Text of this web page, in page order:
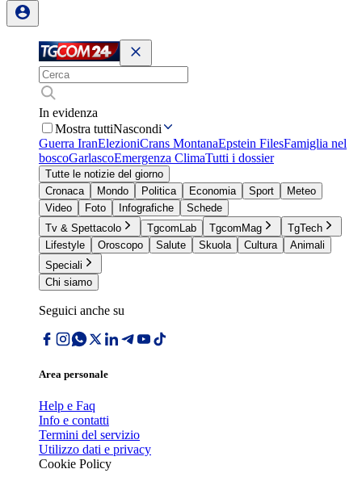
In evidenza
Mostra tuttiNascondi
Guerra IranElezioniCrans MontanaEpstein FilesFamiglia nel
boscoGarlascoEmergenza ClimaTutti i dossier
Tutte le notizie del giorno
Cronaca
Mondo Politica Economia Sport
Meteo
Video
Foto Infografiche
Schede
Tv & Spettacolo
TgcomLab TgcomMag
TgTech
Lifestyle
Oroscopo Salute Skuola Cultura
Animali
Speciali
Chi siamo
Seguici anche su
Area personale
Help e Faq
Info e contatti
Termini del servizio
Utilizzo dati e privacy
Cookie Policy